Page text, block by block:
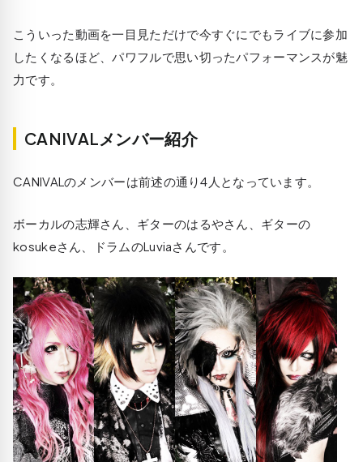
こういった動画を一目見ただけで今すぐにでもライブに参加
したくなるほど、パワフルで思い切ったパフォーマンスが魅
力です。
CANIVALメンバー紹介
CANIVALのメンバーは前述の通り4人となっています。
ボーカルの志輝さん、ギターのはるやさん、ギターの
kosukeさん、ドラムのLuviaさんです。